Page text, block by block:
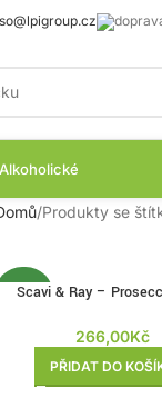
Alkoholické
Produkty se
NOVÉ
Scavi & Ray –
266,00Kč
PŘIDAT DO